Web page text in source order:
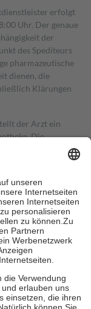
erfolgt
Uhr. Der genaue
der
des Spediteurs
pharmazeutische
dienen, die
Klärungen
der Arzt ein
Die
der Regel die
als Zuzahlung
Höhe von zehn
fünf Euround
die tatsächlichen
Apotheken.
die
Euro je
Gesundheit zu
zu unterstützen,